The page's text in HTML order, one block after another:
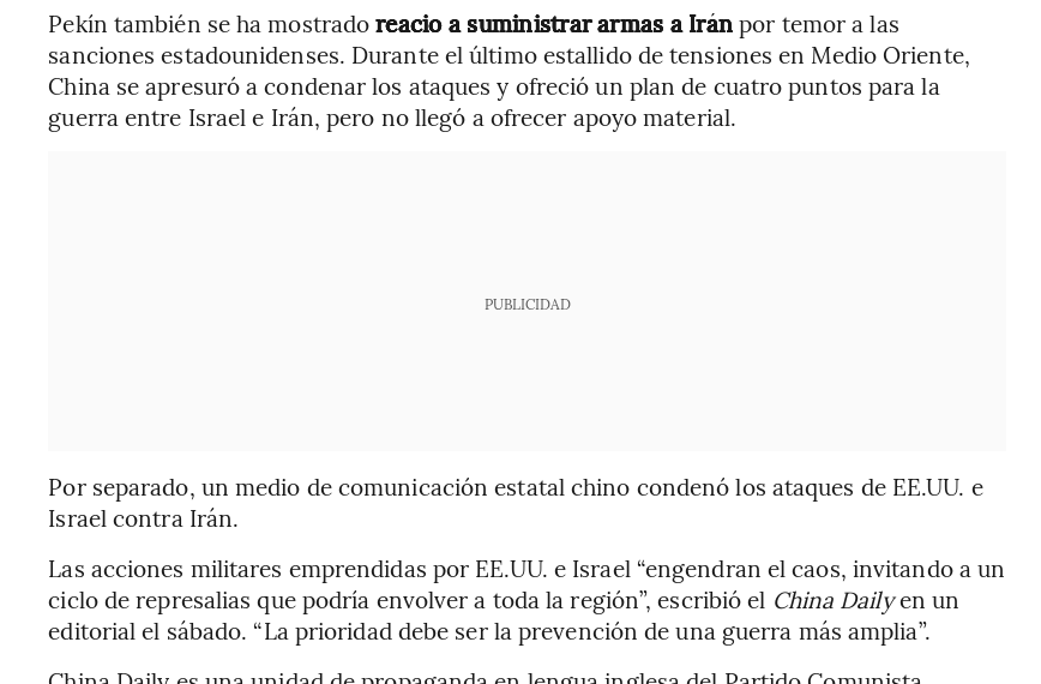
Pekín también se ha mostradoreacio a suministrar armas a Iránpor temor a las
sanciones estadounidenses. Durante el último estallido de tensiones en Medio Oriente,
China se apresuró a condenar los ataques y ofreció un plan de cuatro puntos para la
guerra entre Israel e Irán, pero no llegó a ofrecer apoyo material.
PUBLICIDAD
Por separado, un medio de comunicación estatal chino condenó los ataques de EE.UU. e
Israel contra Irán.
Las acciones militares emprendidas por EE.UU. e Israel “engendran el caos, invitando a un
ciclo de represalias que podría envolver a toda la región”, escribió el China Dailyen un
editorial el sábado. “La prioridad debe ser la prevención de una guerra más amplia”.